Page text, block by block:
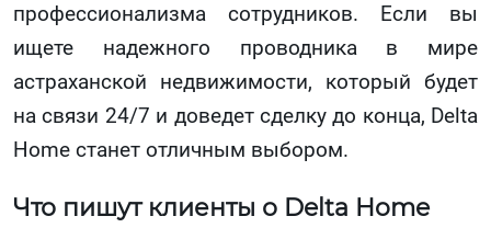
профессионализма сотрудников. Если вы
ищете надежного проводника в мире
астраханской недвижимости, который будет
на связи 24/7 и доведет сделку до конца, Delta
Home станет отличным выбором.
Что пишут клиенты о Delta Home